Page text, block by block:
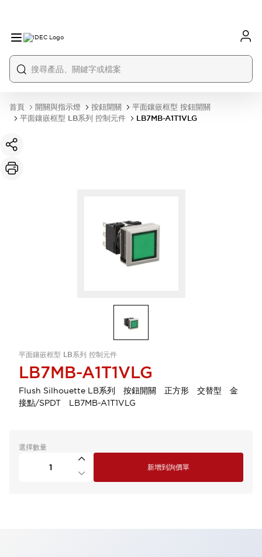
首頁 開關與指示燈 按鈕開關
平面鑲嵌框型 按鈕開關
平面鑲嵌框型 LB系列 控制元件
LB7MB-A1T1VLG
平面鑲嵌框型 LB系列 控制元件
LB7MB-A1T1VLG
Flush Silhouette LB系列 按鈕開關 正方形 交替型 金
接點/SPDT LB7MB-A1T1VLG
選擇數量
新增到詢價單